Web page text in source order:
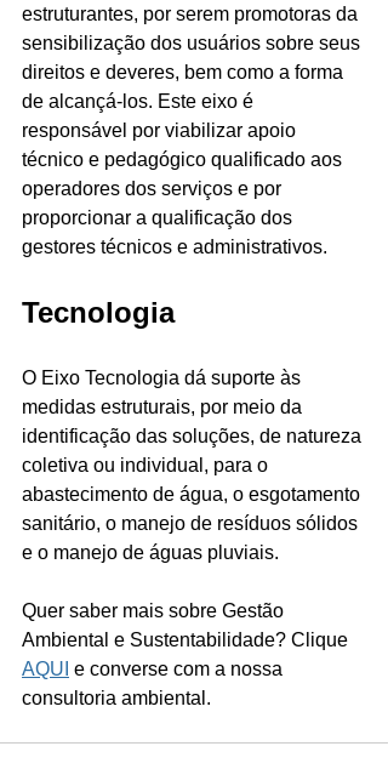
estruturantes, por serem promotoras da
sensibilização dos usuários sobre seus
direitos e deveres, bem como a forma
de alcançá-los. Este eixo é
responsável por viabilizar apoio
técnico e pedagógico qualificado aos
operadores dos serviços e por
proporcionar a qualificação dos
gestores técnicos e administrativos.
Tecnologia
O Eixo Tecnologia dá suporte às
medidas estruturais, por meio da
identificação das soluções, de natureza
coletiva ou individual, para o
abastecimento de água, o esgotamento
sanitário, o manejo de resíduos sólidos
e o manejo de águas pluviais.
Quer saber mais sobre Gestão
Ambiental e Sustentabilidade? Clique
AQUI e converse com a nossa
consultoria ambiental.